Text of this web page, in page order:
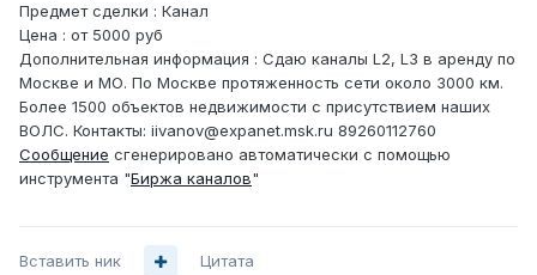
Предмет сделки : Канал
Цена : от 5000 руб
Дополнительная информация : Сдаю каналы L2, L3 в аренду по
Москве и МО. По Москве протяженность сети около 3000 км.
Более 1500 объектов недвижимости с присутствием наших
ВОЛС. Контакты: iivanov@expanet.msk.ru 89260112760
Сообщение сгенерировано автоматически с помощью
инструмента "Биржа каналов"
Вставить ник Цитата